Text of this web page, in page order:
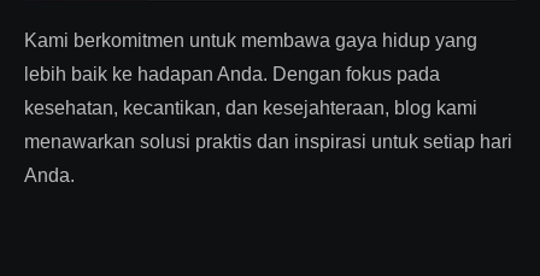
Kami berkomitmen untuk membawa gaya hidup yang
lebih baik ke hadapan Anda. Dengan fokus pada
kesehatan, kecantikan, dan kesejahteraan, blog kami
menawarkan solusi praktis dan inspirasi untuk setiap hari
Anda.